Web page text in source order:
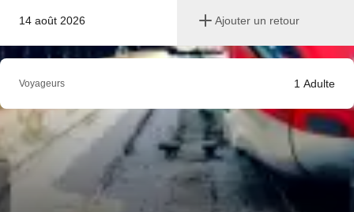
14 août 2026 Ajouter un retour
Voyageurs 1 Adulte